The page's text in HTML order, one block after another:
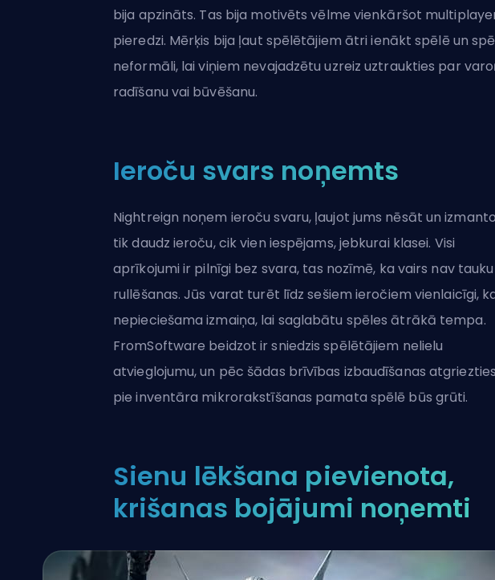
bija apzināts. Tas bija motivēts vēlme vienkāršot
pieredzi. Mērķis bija ļaut spēlētājiem ātri ienākt spēlē un
neformāli, lai viņiem nevajadzētu uzreiz uztraukties par
radīšanu vai būvēšanu.
Ieroču svars noņemts
Nightreign noņem ieroču svaru, ļaujot jums nēsāt un
tik daudz ieroču, cik vien iespējams, jebkurai klasei. Visi
aprīkojumi ir pilnīgi bez svara, tas nozīmē, ka vairs nav tauku
rullēšanas. Jūs varat turēt līdz sešiem ieročiem vienlaicīgi,
nepieciešama izmaiņa, lai saglabātu spēles ātrākā tempa.
FromSoftware beidzot ir sniedzis spēlētājiem nelielu
atvieglojumu, un pēc šādas brīvības izbaudīšanas atgriezties
pie inventāra mikrorakstīšanas pamata spēlē būs grūti.
Sienu lēkšana pievienota,
krišanas bojājumi noņemti